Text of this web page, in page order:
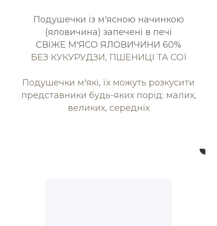
Подушечки із м'ясною начинкою
(яловичина) запечені в печі
СВІЖЕ М'ЯСО ЯЛОВИЧИНИ 60%
БЕЗ КУКУРУДЗИ, ПШЕНИЦІ ТА СОЇ
Подушечки м'які, їх можуть розкусити
представники будь-яких порід: малих,
великих, середніх